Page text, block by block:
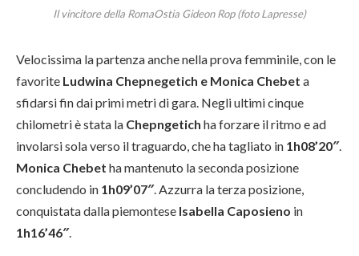
Il vincitore della RomaOstia Gideon Rop (foto Lapresse)
Velocissima la partenza anche nella prova femminile, con le
favorite Ludwina Chepnegetich e Monica Chebet a
sfidarsi fin dai primi metri di gara. Negli ultimi cinque
chilometri è stata la Chepngetich ha forzare il ritmo e ad
involarsi sola verso il traguardo, che ha tagliato in 1h08’20″.
Monica Chebet ha mantenuto la seconda posizione
concludendo in 1h09’07″. Azzurra la terza posizione,
conquistata dalla piemontese Isabella Caposieno in
1h16’46″.